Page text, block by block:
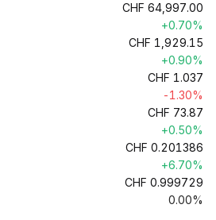
CHF 64,997.00
+0.70%
CHF 1,929.15
+0.90%
CHF 1.037
-1.30%
CHF 73.87
+0.50%
CHF 0.201386
+6.70%
CHF 0.999729
0.00%